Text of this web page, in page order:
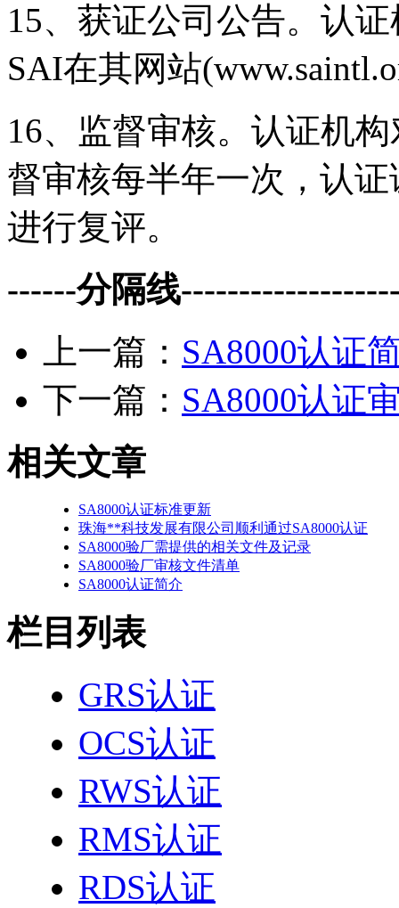
15、获证公司公告。认
SAI在其网站
16、监督审核。认证机
督审核每半年一次，认
进行复评。
------分隔线
上一篇： SA8000认证
下一篇： SA8000认证
相关文章
SA8000认证标准更新
珠海**科技发展有限公司顺利通过SA8000认证
SA8000验厂需提供的相关文件及记录
SA8000验厂审核文件清单
SA8000认证简介
栏目列表
GRS认证
OCS认证
RWS认证
RMS认证
RDS认证